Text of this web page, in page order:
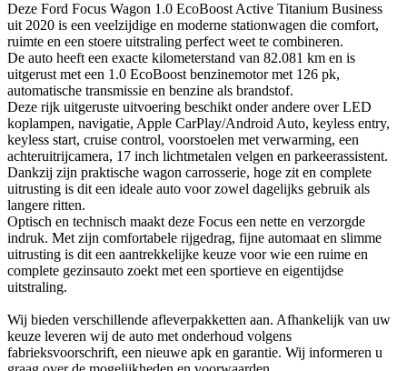
Deze Ford Focus Wagon 1.0 EcoBoost Active Titanium Business
uit 2020 is een veelzijdige en moderne stationwagen die comfort,
ruimte en een stoere uitstraling perfect weet te combineren.
De auto heeft een exacte kilometerstand van 82.081 km en is
uitgerust met een 1.0 EcoBoost benzinemotor met 126 pk,
automatische transmissie en benzine als brandstof.
Deze rijk uitgeruste uitvoering beschikt onder andere over LED
koplampen, navigatie, Apple CarPlay/Android Auto, keyless entry,
keyless start, cruise control, voorstoelen met verwarming, een
achteruitrijcamera, 17 inch lichtmetalen velgen en parkeerassistent.
Dankzij zijn praktische wagon carrosserie, hoge zit en complete
uitrusting is dit een ideale auto voor zowel dagelijks gebruik als
langere ritten.
Optisch en technisch maakt deze Focus een nette en verzorgde
indruk. Met zijn comfortabele rijgedrag, fijne automaat en slimme
uitrusting is dit een aantrekkelijke keuze voor wie een ruime en
complete gezinsauto zoekt met een sportieve en eigentijdse
uitstraling.
Wij bieden verschillende afleverpakketten aan. Afhankelijk van uw
keuze leveren wij de auto met onderhoud volgens
fabrieksvoorschrift, een nieuwe apk en garantie. Wij informeren u